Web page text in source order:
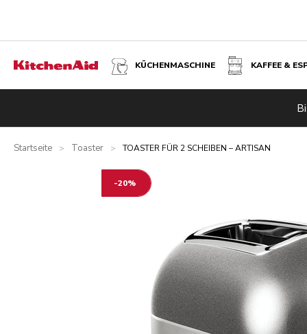
KÜCHENMASCHINE KAFFEE &
Startseite > Toaster > TOASTER FÜR 2 SCHEIBEN – ARTISAN
-20%